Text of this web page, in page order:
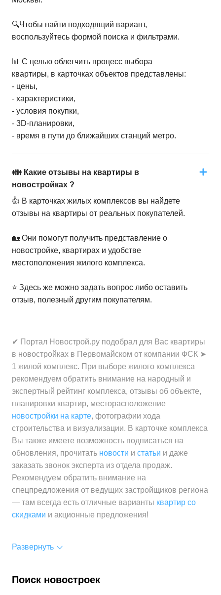
🔍Чтобы найти подходящий вариант,
воспользуйтесь формой поиска и фильтрами.
📊 С целью облегчить процесс выбора
квартиры, в карточках объектов представлены:
- цены,
- характеристики,
- условия покупки,
- 3D-планировки,
- время в пути до ближайших станций метро.
👪 Какие отзывы на квартиры в
новостройках ?
👍 В карточках жилых комплексов вы найдете
отзывы на квартиры от реальных покупателей.
🏡 Они помогут получить представление о
новостройке, квартирах и удобстве
местоположения жилого комплекса.
⭐️ Здесь же можно задать вопрос либо оставить
отзыв, полезный другим покупателям.
✔ Портал Новострой.ру подобрал для Вас квартиры
в новостройках в Первомайском от компании ФСК ➤
1 жилой комплекс. При выборе жилого комплекса
рекомендуем обратить внимание на народный и
экспертный рейтинг комплекса, отзывы об объекте,
планировки квартир, месторасположение
новостройки на карте, фотографии хода
строительства и визуализации. В карточке комплекса
Вы также имеете возможность подписаться на
обновления, прочитать новости и статьи и даже
заказать звонок эксперта из отдела продаж.
Рекомендуем обратить внимание на
спецпредложения от ведущих застройщиков региона
— там всегда есть отличные варианты квартир со
скидками и акционные предложения!
Развернуть
Поиск новостроек